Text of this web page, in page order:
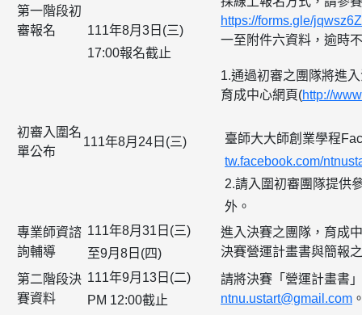
第一階段初
審報名
111年8月3日(三)
17:00報名截止
https://forms.gle/
一至附件六資料，逾時
初審入圍名
單公布
111年8月24日(三)
1.通過初審之團隊將進
育成中心網頁(http://
臺師大大師創業學程
tw.facebook.com/
2.請入圍初審團隊提供
外。
專業師資諮
詢輔導
111年8月31日(三)
至9月8日(四)
進入決賽之團隊，育成
決賽營運計畫書與簡報
第二階段決
賽資料
111年9月13日(二)
PM 12:00截止
請將決賽「營運計畫書
ntnu.ustart@gmail.com